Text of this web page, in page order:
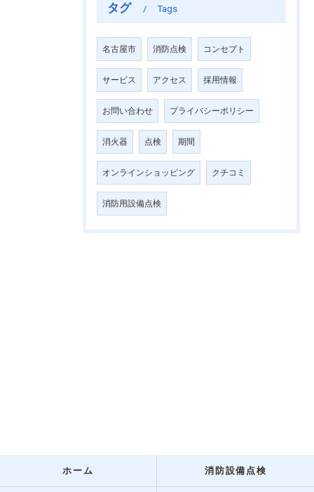
タグ Tags
名古屋市 消防点検 コンセプト
サービス アクセス 採用情報
お問い合わせ プライバシーポリシー
消火器 点検 期間
オンラインショッピング クチコミ
消防用設備点検
ホーム 消防設備点検